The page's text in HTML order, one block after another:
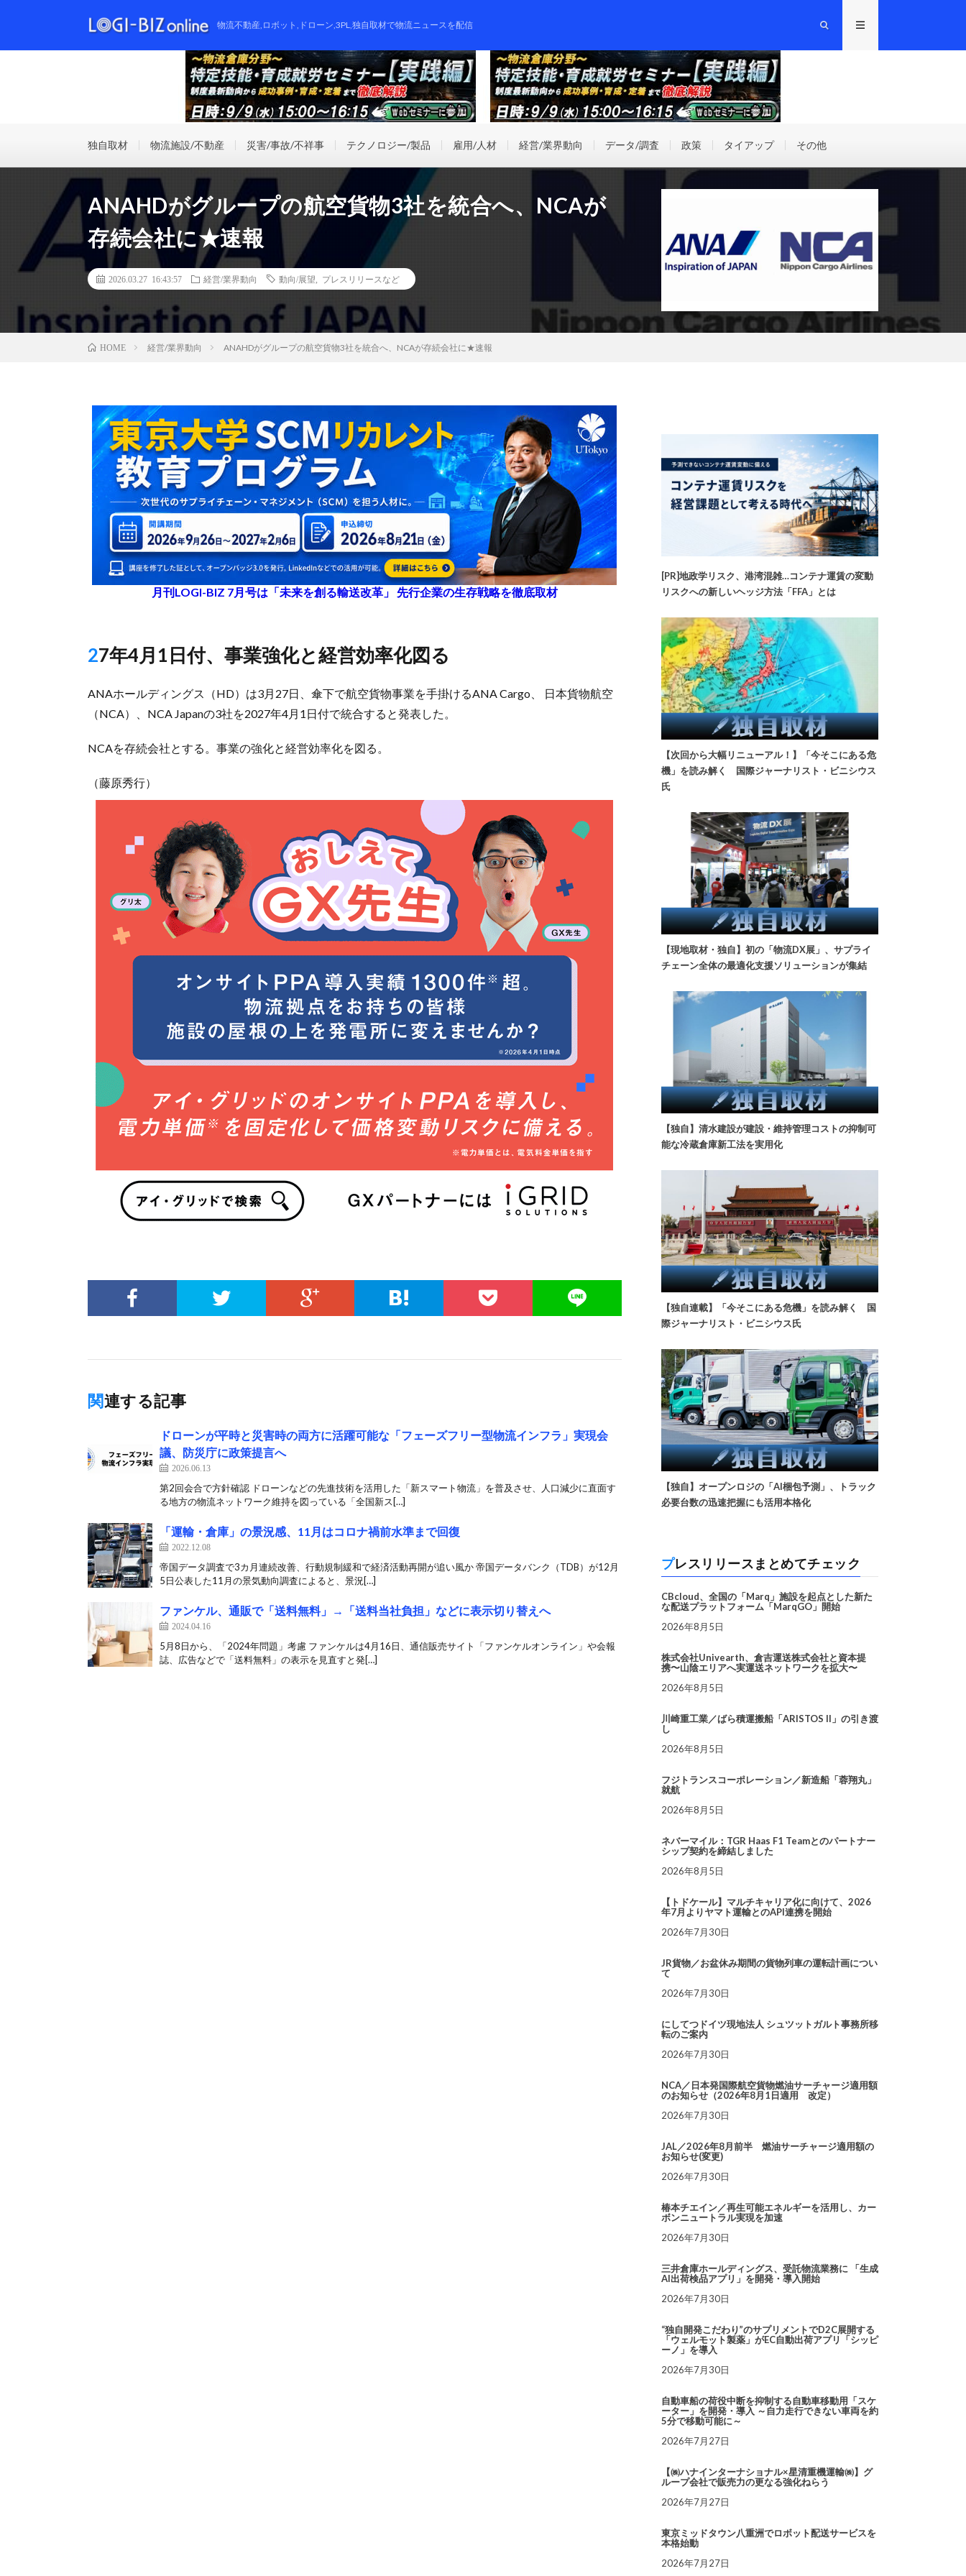
物流不動産,ロボット,ドローン,3PL,独自取材で物流ニュースを配信
独自取材 物流施設/不動産 災害/事故/不祥事 テクノロジー/製品 雇用/人材 経営/業界動向 データ/調査 政策 タイアップ その他
ANAHDがグループの航空貨物3社を統合へ、NCAが
存続会社に★速報
2026.03.27 16:43:57 経営/業界動向 動向/展望 プレスリリースなど
HOME 経営/業界動向 ANAHDがグループの航空貨物3社を統合へ、NCAが存続会社に★速報
月刊LOGI-BIZ 7月号は「未来を創る輸送改革」 先行企業の生存戦略を徹底取材
27年4月1日付、事業強化と経営効率化図る
ANAホールディングス（HD）は3月27日、傘下で航空貨物事業を手掛けるANA Cargo、 日本貨物航空
（NCA）、NCA Japanの3社を2027年4月1日付で統合すると発表した。
NCAを存続会社とする。事業の強化と経営効率化を図る。
（藤原秀行）
関連する記事
ドローンが平時と災害時の両方に活躍可能な「フェーズフリー型物流インフラ」実現会
議、防災庁に政策提言へ
2026.06.13
第2回会合で方針確認 ドローンなどの先進技術を活用した「新スマート物流」を普及させ、人口減少に直面す
る地方の物流ネットワーク維持を図っている「全国新ス[…]
「運輸・倉庫」の景況感、11月はコロナ禍前水準まで回復
2022.12.08
帝国データ調査で3カ月連続改善、行動規制緩和で経済活動再開が追い風か 帝国データバンク（TDB）が12月
5日公表した11月の景気動向調査によると、景況[…]
ファンケル、通販で「送料無料」→「送料当社負担」などに表示切り替えへ
2024.04.16
5月8日から、「2024年問題」考慮 ファンケルは4月16日、通信販売サイト「ファンケルオンライン」や会報
誌、広告などで「送料無料」の表示を見直すと発[…]
[PR]地政学リスク、港湾混雑…コンテナ運賃の変動
リスクへの新しいヘッジ方法「FFA」とは
【次回から大幅リニューアル！】「今そこにある危
機」を読み解く 国際ジャーナリスト・ビニシウス
氏
【現地取材・独自】初の「物流DX展」、サプライ
チェーン全体の最適化支援ソリューションが集結
【独自】清水建設が建設・維持管理コストの抑制可
能な冷蔵倉庫新工法を実用化
【独自連載】「今そこにある危機」を読み解く 国
際ジャーナリスト・ビニシウス氏
【独自】オープンロジの「AI梱包予測」、トラック
必要台数の迅速把握にも活用本格化
プレスリリースまとめてチェック
CBcloud、全国の「Marq」施設を起点とした新た
な配送プラットフォーム「MarqGO」開始
2026年8月5日
株式会社Univearth、倉吉運送株式会社と資本提
携〜山陰エリアへ実運送ネットワークを拡大〜
2026年8月5日
川崎重工業／ばら積運搬船「ARISTOS II」の引き渡
し
2026年8月5日
フジトランスコーポレーション／新造船「蓉翔丸」
就航
2026年8月5日
ネバーマイル：TGR Haas F1 Teamとのパートナー
シップ契約を締結しました
2026年8月5日
【トドケール】マルチキャリア化に向けて、2026
年7月よりヤマト運輸とのAPI連携を開始
2026年7月30日
JR貨物／お盆休み期間の貨物列車の運転計画につい
て
2026年7月30日
にしてつドイツ現地法人 シュツットガルト事務所移
転のご案内
2026年7月30日
NCA／日本発国際航空貨物燃油サーチャージ適用額
のお知らせ（2026年8月1日適用 改定）
2026年7月30日
JAL／2026年8月前半 燃油サーチャージ適用額の
お知らせ(変更)
2026年7月30日
椿本チエイン／再生可能エネルギーを活用し、カー
ボンニュートラル実現を加速
2026年7月30日
三井倉庫ホールディングス、受託物流業務に 「生成
AI出荷検品アプリ」を開発・導入開始
2026年7月30日
“独自開発こだわり”のサプリメントでD2C展開する
「ウェルモット製薬」がEC自動出荷アプリ「シッピ
ーノ」を導入
2026年7月30日
自動車船の荷役中断を抑制する自動車移動用「スケ
ーター」を開発・導入 ～自力走行できない車両を約
5分で移動可能に～
2026年7月27日
【㈱ハナインターナショナル×星清重機運輸㈱】グ
ループ会社で販売力の更なる強化ねらう
2026年7月27日
東京ミッドタウン八重洲でロボット配送サービスを
本格始動
2026年7月27日